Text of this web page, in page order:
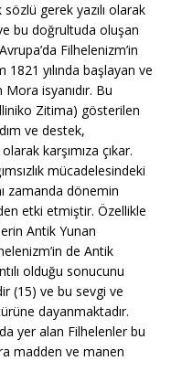
gerek yazılı olarak
bu doğrultuda oluşan
Filhelenizm’in
yılında başlayan ve
isyanıdır. Bu
Zitima) gösterilen
ve destek,
karşımıza çıkar.
mücadelesindeki
zamanda dönemin
etki etmiştir. Özellikle
Antik Yunan
de Antik
olduğu sonucunu
(15) ve bu sevgi ve
dayanmaktadır.
yer alan Filhelenler bu
madden ve manen